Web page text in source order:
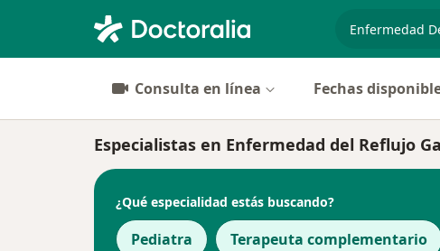
Consulta en línea Fechas
Especialistas en Enfermedad del Reflujo
¿Qué especialidad estás buscando?
Pediatra Terapeuta complementario